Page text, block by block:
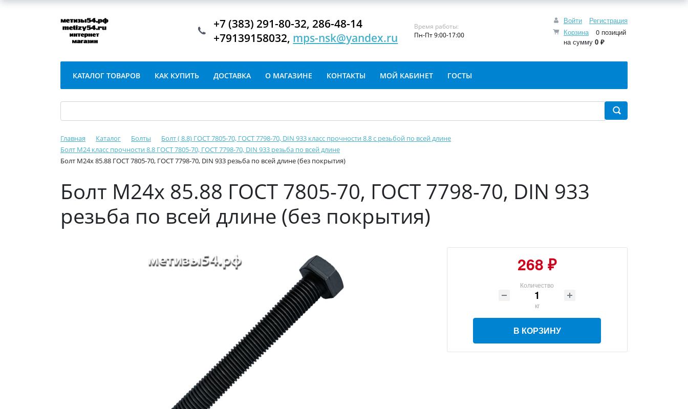
Войти
Регистрация
Корзина
0 позиций
на сумму 0 ₽
+7 (383) 291-80-32, 286-48-14
+79139158032, mps-nsk@yandex.ru
Время работы:
Пн-Пт 9:00-17:00
КАТАЛОГ ТОВАРОВ КАК КУПИТЬ ДОСТАВКА О МАГАЗИНЕ КОНТАКТЫ МОЙ КАБИНЕТ ГОСТЫ
Главная Каталог Болты
Болт ( 8.8) ГОСТ 7805-70, ГОСТ 7798-70, DIN 933 класс прочности 8.8 с резьбой по всей длине
Болт М24 класс прочности 8.8 ГОСТ 7805-70, ГОСТ 7798-70, DIN 933 резьба по всей длине
Болт М24х 85.88 ГОСТ 7805-70, ГОСТ 7798-70, DIN 933 резьба по всей длине (без покрытия)
Болт М24х 85.88 ГОСТ 7805-70, ГОСТ 7798-70, DIN 933
резьба по всей длине (без покрытия)
268 ₽
Количество
кг
В КОРЗИНУ